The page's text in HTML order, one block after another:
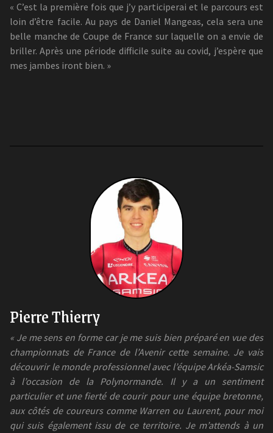
« C’est la première fois que j’y participerai et le parcours est
loin d’être facile. Au pays de Daniel Mangeas, cela sera une
belle manche de Coupe de France sur laquelle on a envie de
briller. Après une période difficile suite au covid, j’espère que
mes jambes iront bien. »
Pierre Thierry
« Je me sens en forme car je me suis bien préparé en vue des
championnats de France de l’Avenir cette semaine. Je vais
découvrir le monde professionnel avec l’équipe Arkéa-Samsic
à l’occasion de la Polynormande. Il y a un sentiment
particulier et une fierté de courir pour une équipe bretonne,
aux côtés de coureurs comme Warren ou Laurent, pour moi
qui suis également issu de ce territoire. Je m’attends à un